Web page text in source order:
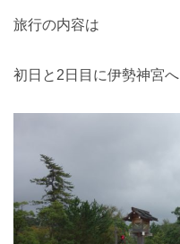
旅行の内容は
初日と2日目に伊勢神宮へ